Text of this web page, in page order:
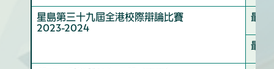
星島第三十九屆全港校際辯論比賽
2023-2024
最佳
最佳